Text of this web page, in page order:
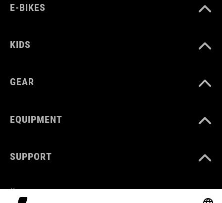
E-BIKES
KIDS
GEAR
EQUIPMENT
SUPPORT